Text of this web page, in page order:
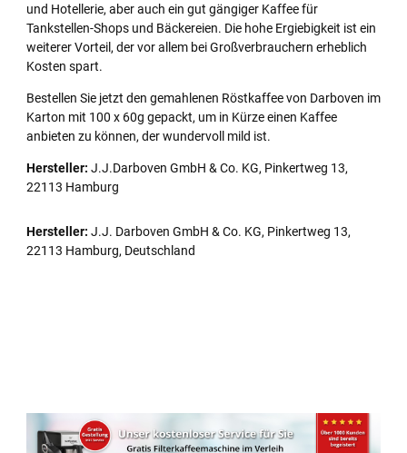
und Hotellerie, aber auch ein gut gängiger Kaffee für
Tankstellen-Shops und Bäckereien. Die hohe Ergiebigkeit ist ein
weiterer Vorteil, der vor allem bei Großverbrauchern erheblich
Kosten spart.
Bestellen Sie jetzt den gemahlenen Röstkaffee von Darboven im
Karton mit 100 x 60g gepackt, um in Kürze einen Kaffee
anbieten zu können, der wundervoll mild ist.
Hersteller: J.J.Darboven GmbH & Co. KG, Pinkertweg 13,
22113 Hamburg
Hersteller: J.J. Darboven GmbH & Co. KG, Pinkertweg 13,
22113 Hamburg, Deutschland